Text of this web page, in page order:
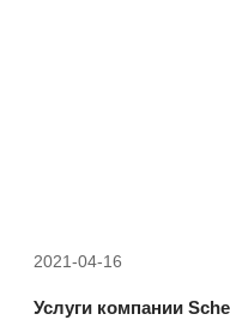
2021-04-16
Услуги компании